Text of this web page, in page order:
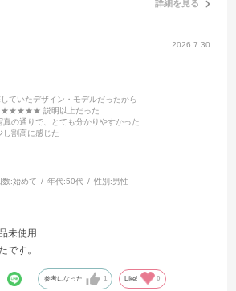
詳細を見る
2026.7.30
していたデザイン・モデルだったから
:★★★★★ 説明以上だった
通りで、とても分かりやすかった
高に感じた
数:始めて 年代:50代 性別:男性
未使用
です。
参考になった 1 Like! 0